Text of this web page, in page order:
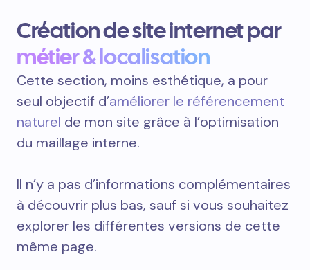
Création de site internet par
métier & localisation
Cette section, moins esthétique, a pour
seul objectif d’améliorer le référencement
naturel de mon site grâce à l’optimisation
du maillage interne.
Il n’y a pas d’informations complémentaires
à découvrir plus bas, sauf si vous souhaitez
explorer les différentes versions de cette
même page.